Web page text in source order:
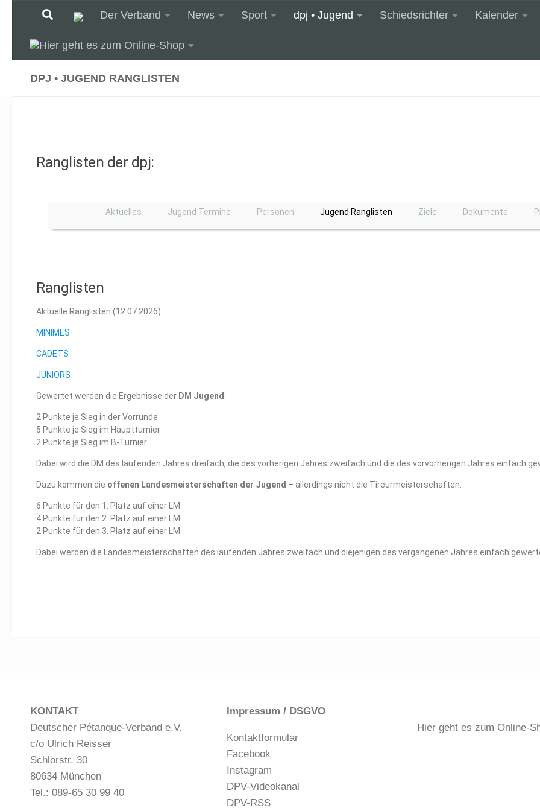
Unter dem InhaltDer Verband News Sport dpj • Jugend Schiedsrichter Kalender
DPJ • JUGEND RANGLISTEN
Ranglisten der dpj:
Aktuelles Jugend Termine Personen Jugend Ranglisten Ziele Dokumente
Ranglisten
Aktuelle Ranglisten (12.07.2026)
MINIMES
CADETS
JUNIORS
Gewertet werden die Ergebnisse der DM Jugend :
2 Punkte je Sieg in der Vorrunde
5 Punkte je Sieg im Hauptturnier
2 Punkte je Sieg im B-Turnier
Dabei wird die DM des laufenden Jahres dreifach, die des vorherigen Jahres zweifach und die des vorvorherigen Jahres einfach
Dazu kommen die offenen Landesmeisterschaften der Jugend – allerdings nicht die Tireurmeisterschaften:
6 Punkte für den 1. Platz auf einer LM
4 Punkte für den 2. Platz auf einer LM
2 Punkte für den 3. Platz auf einer LM
Dabei werden die Landesmeisterschaften des laufenden Jahres zweifach und diejenigen des vergangenen Jahres einfach
KONTAKT
Deutscher Pétanque-Verband e.V.
c/o Ulrich Reisser
Schlörstr. 30
80634 München
Tel.: 089-65 30 99 40
Impressum / DSGVO
Kontaktformular
Facebook
Instagram
DPV-Videokanal
DPV-RSS
Hier geht es zum Online-